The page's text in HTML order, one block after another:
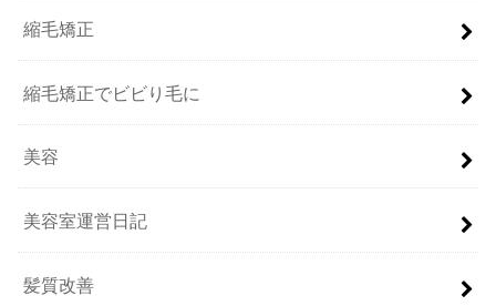
縮毛矯正
縮毛矯正でビビり毛に
美容
美容室運営日記
髪質改善